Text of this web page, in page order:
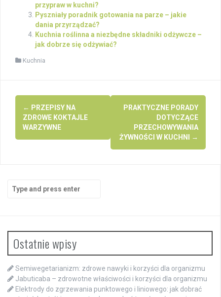
przypraw w kuchni?
Pyszniały poradnik gotowania na parze – jakie
dania przyrządzać?
Kuchnia roślinna a niezbędne składniki odżywcze –
jak dobrze się odżywiać?
Kuchnia
Post
navigation
← PRZEPISY NA
ZDROWE KOKTAJLE
WARZYWNE
PRAKTYCZNE PORADY
DOTYCZĄCE
PRZECHOWYWANIA
ŻYWNOŚCI W KUCHNI
→
for:
Ostatnie wpisy
Semiwegetarianizm: zdrowe nawyki i korzyści dla organizmu
Jabuticaba – zdrowotne właściwości i korzyści dla organizmu
Elektrody do zgrzewania punktowego i liniowego: jak dobrać